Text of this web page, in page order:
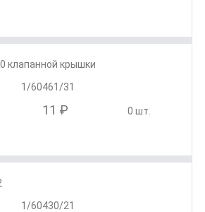
клапанной крышки
1/60461/31
11 ₽ 0 шт.
1/60430/21